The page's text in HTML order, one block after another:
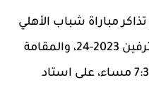
مباراة شباب الأهلي
والعين، الدوري الإماراتي للمحترفين 2023-24، والمقامة
يوم الأحد 26 نوفمبر، الساعة 7:30 مساء، على استاد